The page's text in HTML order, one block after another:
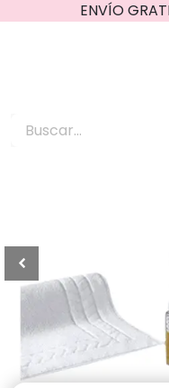
ENVÍO